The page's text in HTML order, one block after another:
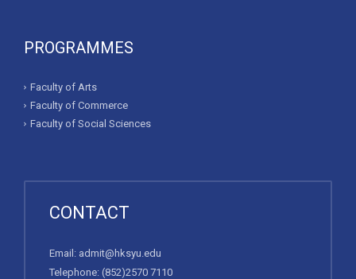
PROGRAMMES
Faculty of Arts
Faculty of Commerce
Faculty of Social Sciences
CONTACT
Email: admit@hksyu.edu
Telephone: (852)2570 7110